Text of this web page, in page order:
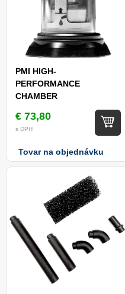
PMI HIGH-
PERFORMANCE
CHAMBER
€ 73,80
s DPH
Tovar na objednávku